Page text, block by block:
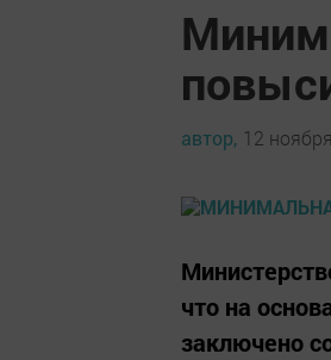
автор, 12
что на
заключено